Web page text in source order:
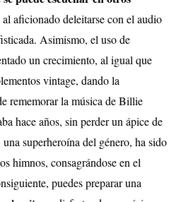
aficionado deleitarse con el audio
Asimismo, el uso de
un crecimiento, al igual que
vintage, dando la
rememorar la música de Billie
hace años, sin perder un ápice de
una superheroína del género, ha sido
himnos, consagrándose en el
puedes preparar una